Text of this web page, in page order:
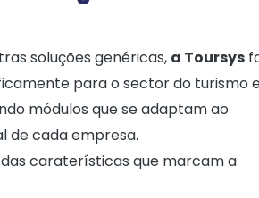
soluções genéricas, a Toursys
para o sector do turismo
módulos que se adaptam ao
de cada empresa.
das caraterísticas que marcam a